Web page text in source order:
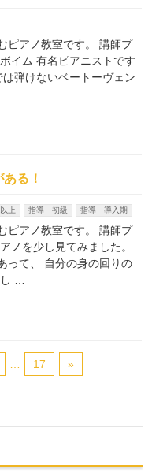
ピアノ教室です。 講師プ
イム 有名ピアニストです
弾けないベートーヴェン
る！
上 指導 初級 指導 導入期
ピアノ教室です。 講師プ
ノを少し見てみました。
って、 自分の身の回りの
…
17 »